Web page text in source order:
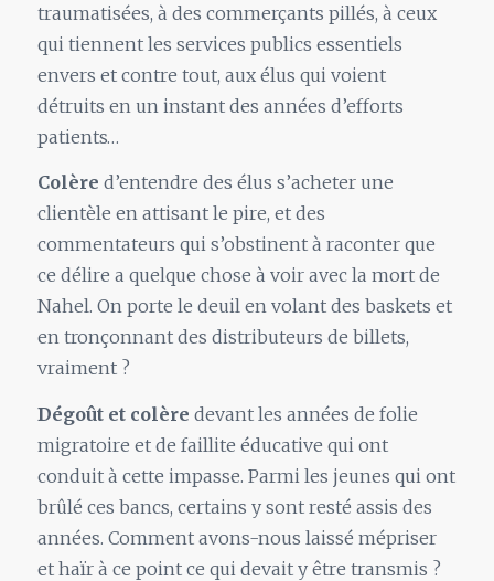
traumatisées, à des commerçants pillés, à ceux
qui tiennent les services publics essentiels
envers et contre tout, aux élus qui voient
détruits en un instant des années d’efforts
patients…
Colère d’entendre des élus s’acheter une
clientèle en attisant le pire, et des
commentateurs qui s’obstinent à raconter que
ce délire a quelque chose à voir avec la mort de
Nahel. On porte le deuil en volant des baskets et
en tronçonnant des distributeurs de billets,
vraiment ?
Dégoût et colère devant les années de folie
migratoire et de faillite éducative qui ont
conduit à cette impasse. Parmi les jeunes qui ont
brûlé ces bancs, certains y sont resté assis des
années. Comment avons-nous laissé mépriser
et haïr à ce point ce qui devait y être transmis ?